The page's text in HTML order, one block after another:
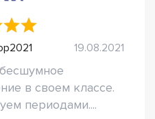
19.08.2021
в своем классе.
периодами....